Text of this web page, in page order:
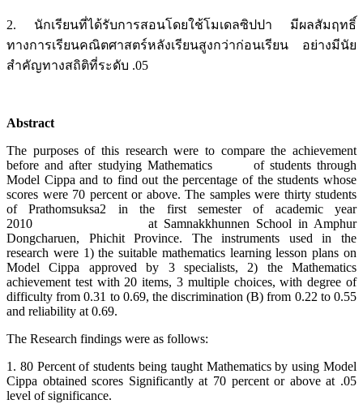
2. นักเรียนที่ได้รับการสอนโดยใช้โมเดลซิปปา มีผลสัมฤทธิ์
ทางการเรียนคณิตศาสตร์หลังเรียนสูงกว่าก่อนเรียน อย่างมีนัย
สำคัญทางสถิติที่ระดับ .05
Abstract
The purposes of this research were to compare the achievement
before and after studying Mathematics of students through
Model Cippa and to find out the percentage of the students whose
scores were 70 percent or above. The samples were thirty students
of Prathomsuksa2 in the first semester of academic year
2010 at Samnakkhunnen School in Amphur
Dongcharuen, Phichit Province. The instruments used in the
research were 1) the suitable mathematics learning lesson plans on
Model Cippa approved by 3 specialists, 2) the Mathematics
achievement test with 20 items, 3 multiple choices, with degree of
difficulty from 0.31 to 0.69, the discrimination (B) from 0.22 to 0.55
and reliability at 0.69.
The Research findings were as follows:
1. 80 Percent of students being taught Mathematics by using Model
Cippa obtained scores Significantly at 70 percent or above at .05
level of significance.